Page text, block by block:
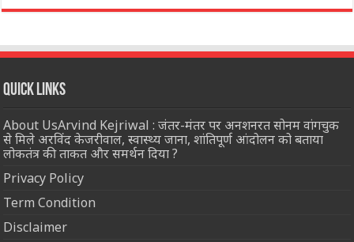
Quick Links
About UsArvind Kejriwal : जंतर-मंतर पर अनशनरत सोनम वांगचुक
से मिले अरविंद केजरीवाल, स्वास्थ्य जाना, शांतिपूर्ण आंदोलन को बताया
लोकतंत्र की ताकत और समर्थन दिया ?
Privacy Policy
Term Condition
Disclaimer